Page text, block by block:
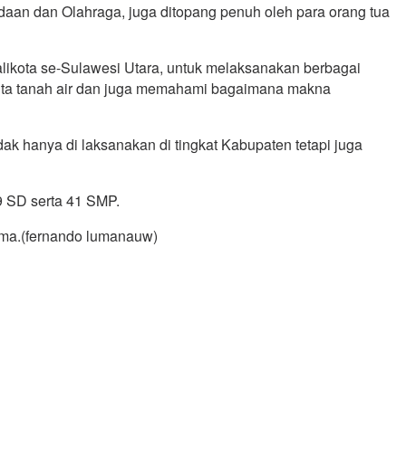
dan Olahraga, juga ditopang penuh oleh para orang tua
se-Sulawesi Utara, untuk melaksanakan berbagai
tanah air dan juga memahami bagaimana makna
hanya di laksanakan di tingkat Kabupaten tetapi juga
serta 41 SMP.
lumanauw)